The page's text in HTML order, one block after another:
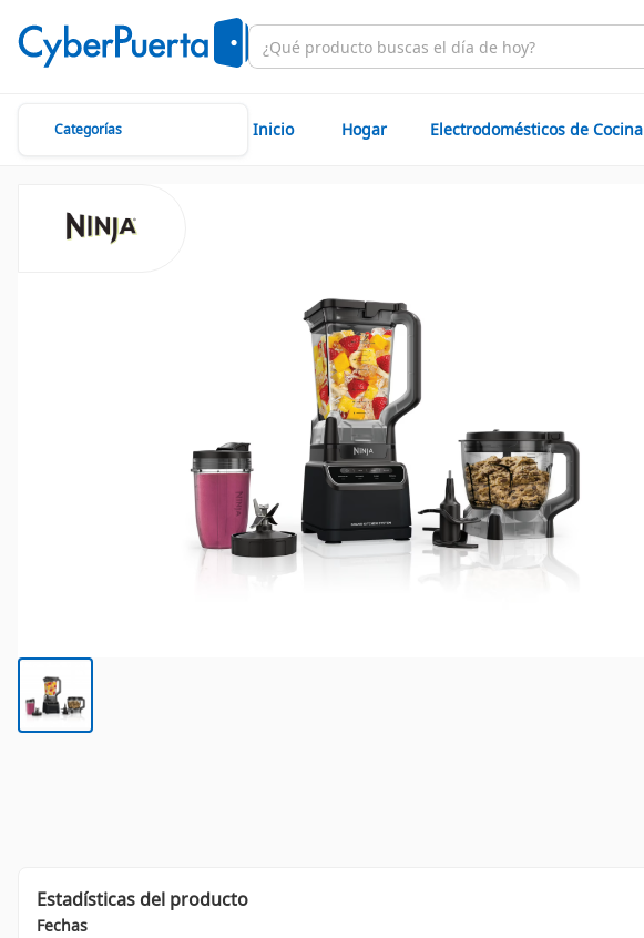
Categorías Inicio Hogar Electrodomésticos de Cocina
Estadísticas del producto
Fechas